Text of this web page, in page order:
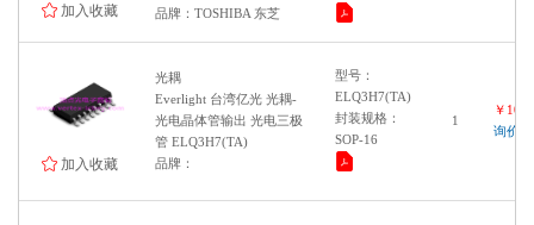
加入收藏
品牌：TOSHIBA 东芝
加入收藏
光耦
Everlight 台湾亿光 光耦-
光电晶体管输出 光电三极
管 ELQ3H7(TA)
品牌：
型号：
ELQ3H7(TA)
封装规格：
SOP-16
1
￥
询价